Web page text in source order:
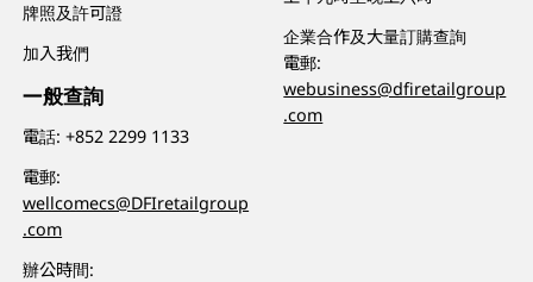
牌照及許可證
加入我們
一般查詢
電話:+852 2299 1133
電郵:
wellcomecs@DFIretailgroup
.com
辦公時間:
企業合作及大量訂購查詢
電郵:
webusiness@dfiretailgroup
.com